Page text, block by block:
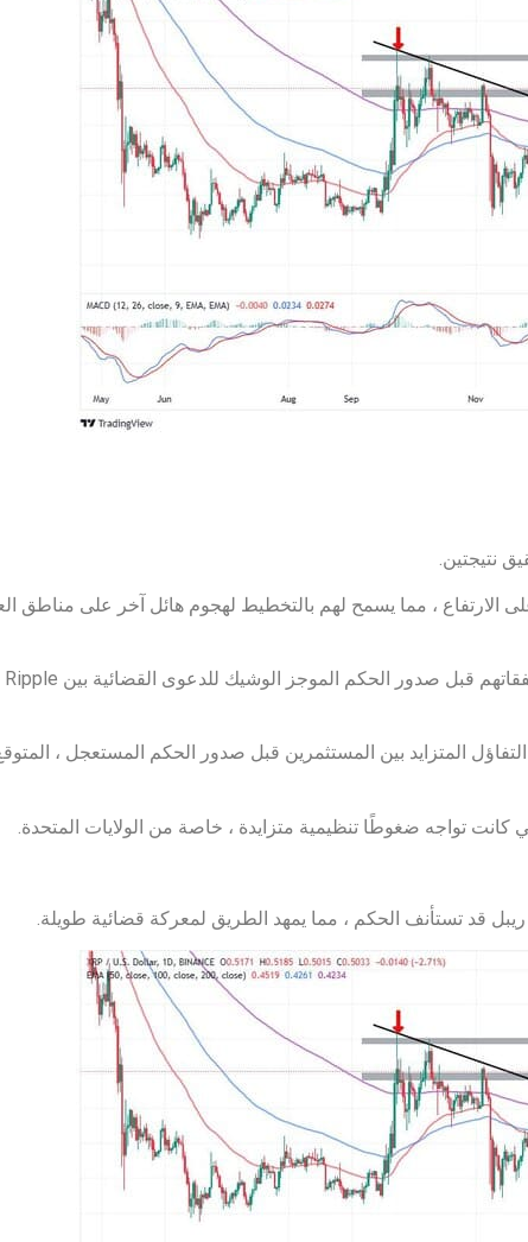
نتيجتين.
ريبل قد تستأنف الحكم ، مما يمهد الطريق لمعركة قضائية طويلة.